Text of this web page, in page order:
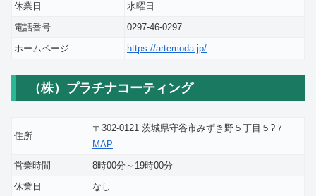
休業日
水曜日
電話番号
0297-46-0297
ホームページ
https://artemoda.jp/
（株）プラチナコーティング
住所
〒302-0121 茨城県守谷市みずき野５丁目５?７
MAP
営業時間
8時00分～19時00分
休業日
なし